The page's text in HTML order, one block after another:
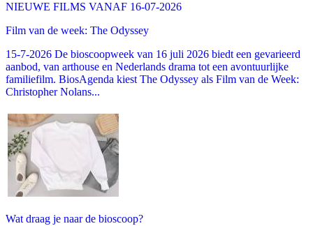
NIEUWE FILMS VANAF 16-07-2026
Film van de week: The Odyssey
15-7-2026 De bioscoopweek van 16 juli 2026 biedt een gevarieerd
aanbod, van arthouse en Nederlands drama tot een avontuurlijke
familiefilm. BiosAgenda kiest The Odyssey als Film van de Week:
Christopher Nolans...
Wat draag je naar de bioscoop?